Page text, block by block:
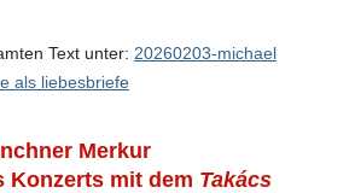
Text unter: 20260203-michael
als liebesbriefe
Merkur
Konzerts mit dem Takács